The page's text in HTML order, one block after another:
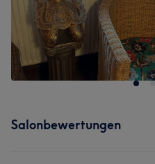
Salonbewertungen